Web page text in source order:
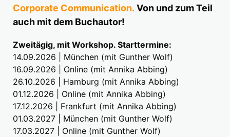
Corporate Communication. Von und zum Teil
auch mit dem Buchautor!
Zweitägig, mit Workshop. Starttermine:
14.09.2026 | München (mit Gunther Wolf)
16.09.2026 | Online (mit Annika Abbing)
26.10.2026 | Hamburg (mit Annika Abbing)
01.12.2026 | Online (mit Annika Abbing)
17.12.2026 | Frankfurt (mit Annika Abbing)
01.03.2027 | München (mit Gunther Wolf)
17.03.2027 | Online (mit Gunther Wolf)